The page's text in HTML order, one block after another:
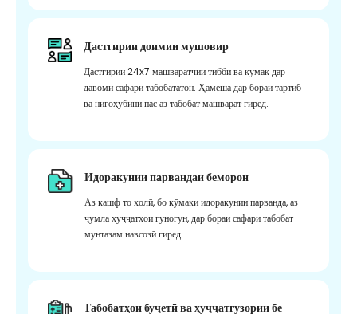
Дастгирии доимии мушовир
Дастгирии 24x7 машваратчии тиббӣ ва кӯмак дар
давоми сафари табобататон. Ҳамеша дар бораи тартиб
ва нигоҳубини пас аз табобат машварат гиред.
Идоракунии парвандаи беморон
Аз кашф то холӣ, бо кӯмаки идоракунии парванда, аз
ҷумла ҳуҷҷатҳои гуногун, дар бораи сафари табобат
мунтазам навсозӣ гиред.
Табобатҳои буҷетӣ ва ҳуҷҷатгузории бе